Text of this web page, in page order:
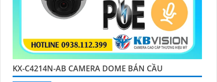
KX-C4214N-AB CAMERA DOME BÁN CẦU